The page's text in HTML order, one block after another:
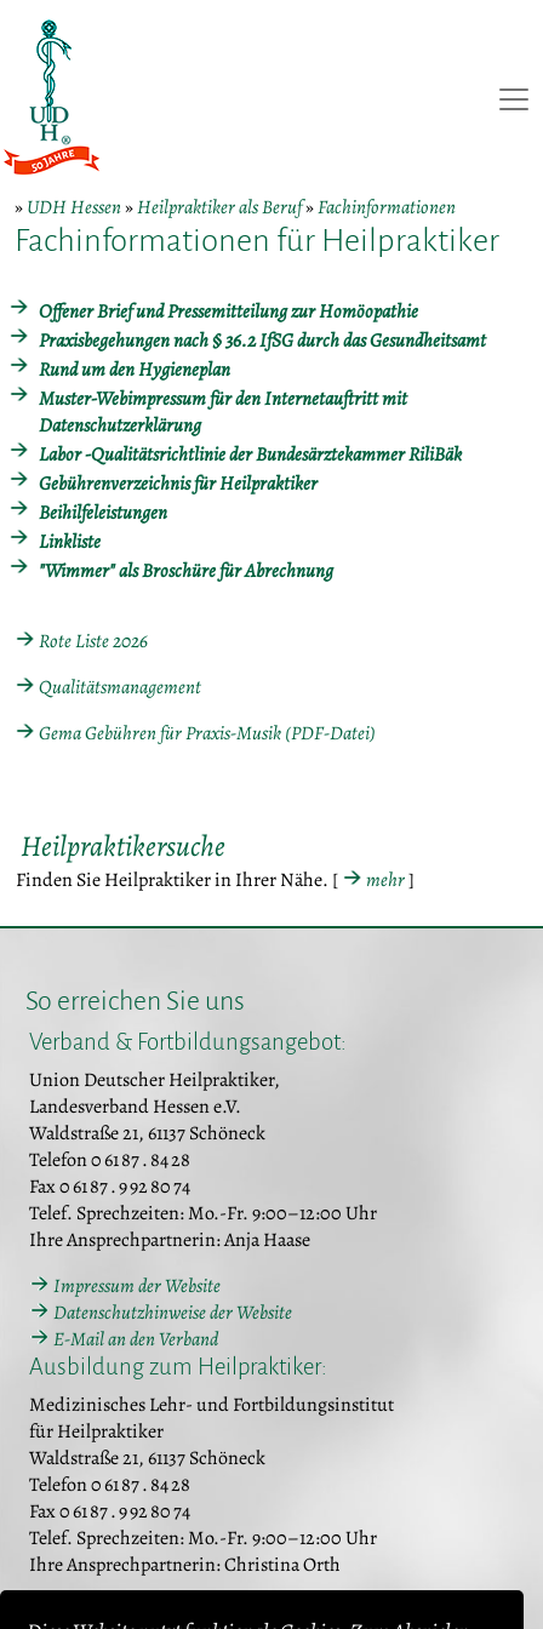
»UDH Hessen»Heilpraktiker als Beruf»Fachinformationen
Fachinformationen für Heilpraktiker
Offener Brief und Pressemitteilung zur Homöopathie
Praxisbegehungen nach § 36.2 IfSG durch das Gesundheitsamt
Rund um den Hygieneplan
Muster-Webimpressum für den Internetauftritt mit
Datenschutzerklärung
Labor -Qualitätsrichtlinie der Bundesärztekammer RiliBäk
Gebührenverzeichnis für Heilpraktiker
Beihilfeleistungen
Linkliste
"Wimmer" als Broschüre für Abrechnung
Rote Liste 2026
Qualitätsmanagement
Gema Gebühren für Praxis-Musik (PDF-Datei)
Heilpraktikersuche
Finden Sie Heilpraktiker in Ihrer Nähe. [ mehr]
So erreichen Sie uns
Verband & Fortbildungsangebot:
Union Deutscher Heilpraktiker,
Landesverband Hessen e.V.
Waldstraße 21, 61137 Schöneck
Telefon 0 61 87 . 84 28
Fax 0 61 87 . 9 92 80 74
Telef. Sprechzeiten: Mo.-Fr. 9:00–12:00 Uhr
Ihre Ansprechpartnerin: Anja Haase
Impressum der Website
Datenschutzhinweise der Website
E-Mail an den Verband
Ausbildung zum Heilpraktiker:
Medizinisches Lehr- und Fortbildungsinstitut
für Heilpraktiker
Waldstraße 21, 61137 Schöneck
Telefon 0 61 87 . 84 28
Fax 0 61 87 . 9 92 80 74
Telef. Sprechzeiten: Mo.-Fr. 9:00–12:00 Uhr
Ihre Ansprechpartnerin: Christina Orth